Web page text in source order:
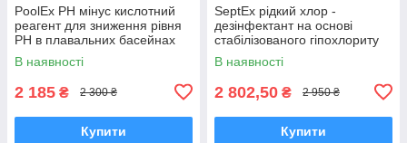
PoolEx РН мінус кислотний
реагент для зниження рівня
РН в плавальних басейнах
20 л (28 кг)
В наявності
2 185 ₴ 2 300 ₴
Купити
SeptEx рідкий хлор -
дезінфектант на основі
стабілізованого гіпохлориту
натрію для басейнів 20 л (23
кг)
В наявності
2 802,50 ₴ 2 950 ₴
Купити